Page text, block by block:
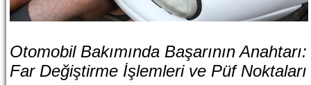
Otomobil Bakımında Başarının Anahtarı:
Far Değiştirme İşlemleri ve Püf Noktaları